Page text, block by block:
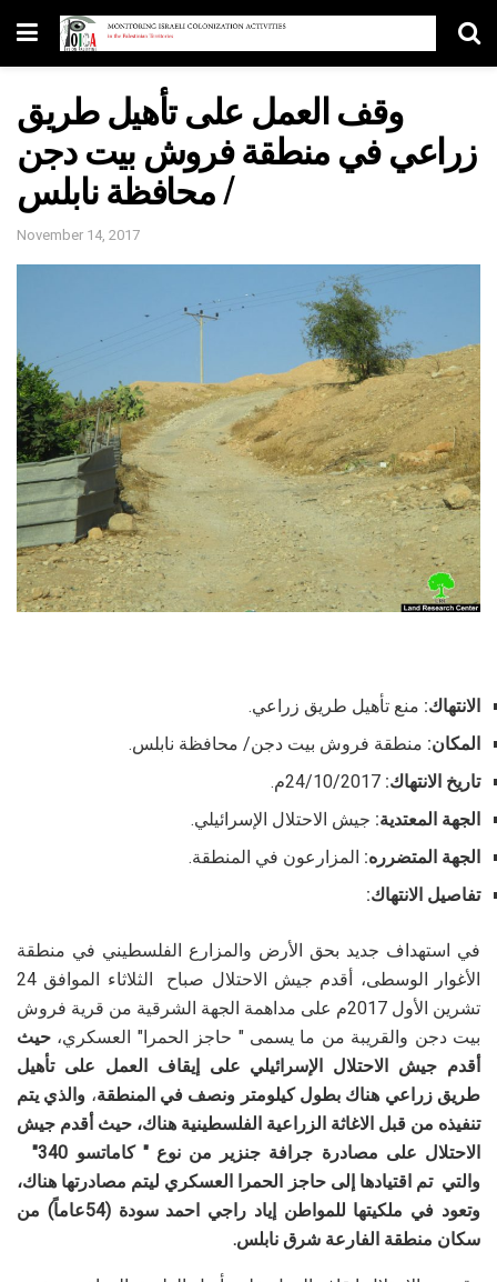
وقف العمل على تأهيل طريق
زراعي في منطقة فروش بيت دجن
/ محافظة نابلس
November 14, 2017
الانتهاك: منع تأهيل طريق زراعي.
المكان: منطقة فروش بيت دجن/ محافظة نابلس.
تاريخ الانتهاك:
الجهة المعتدية: جيش الاحتلال الإسرائيلي.
الجهة المتضرره: المزارعون في المنطقة.
تفاصيل الانتهاك:
في استهداف جديد بحق الأرض والمزارع الفلسطيني في منطقة
الأغوار الوسطى، أقدم جيش الاحتلال صباح الثلاثاء الموافق 24
تشرين الأول 2017م على مداهمة الجهة الشرقية من قرية فروش
بيت دجن والقريبة من ما يسمى " حاجز الحمرا" العسكري، حيث
أقدم جيش الاحتلال الإسرائيلي على إيقاف العمل على تأهيل
طريق زراعي هناك بطول كيلومتر ونصف في المنطقة، والذي يتم
تنفيذه من قبل الاغاثة الزراعية الفلسطينية هناك، حيث أقدم جيش
الاحتلال على مصادرة جرافة جنزير من نوع " كاماتسو 340"
والتي تم اقتيادها إلى حاجز الحمرا العسكري ليتم مصادرتها هناك،
وتعود في ملكيتها للمواطن إياد راجي احمد سودة (54عاماً) من
سكان منطقة الفارعة شرق نابلس.